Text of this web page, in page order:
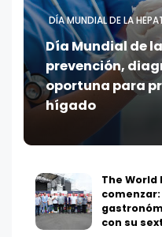
DÍA MUNDIAL DE LA
Día Mundial de
prevención,
oportuna para
hígado
The World
con su